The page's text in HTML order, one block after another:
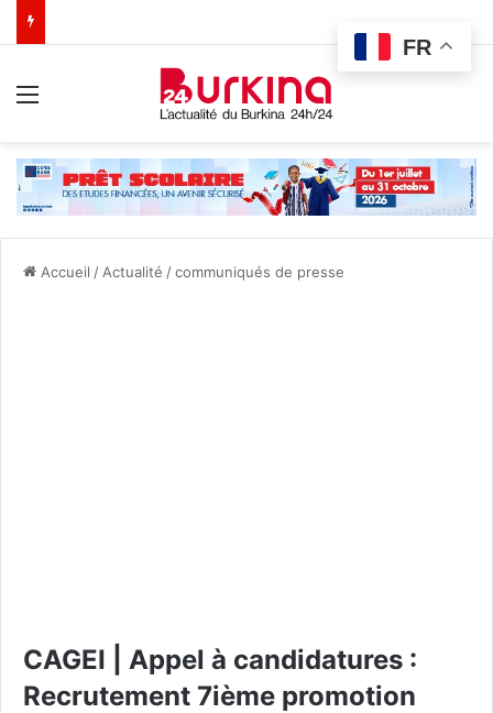
Accueil / Actualité /communiqués de presse
CAGEI | Appel à candidatures :
Recrutement 7ième promotion
FR